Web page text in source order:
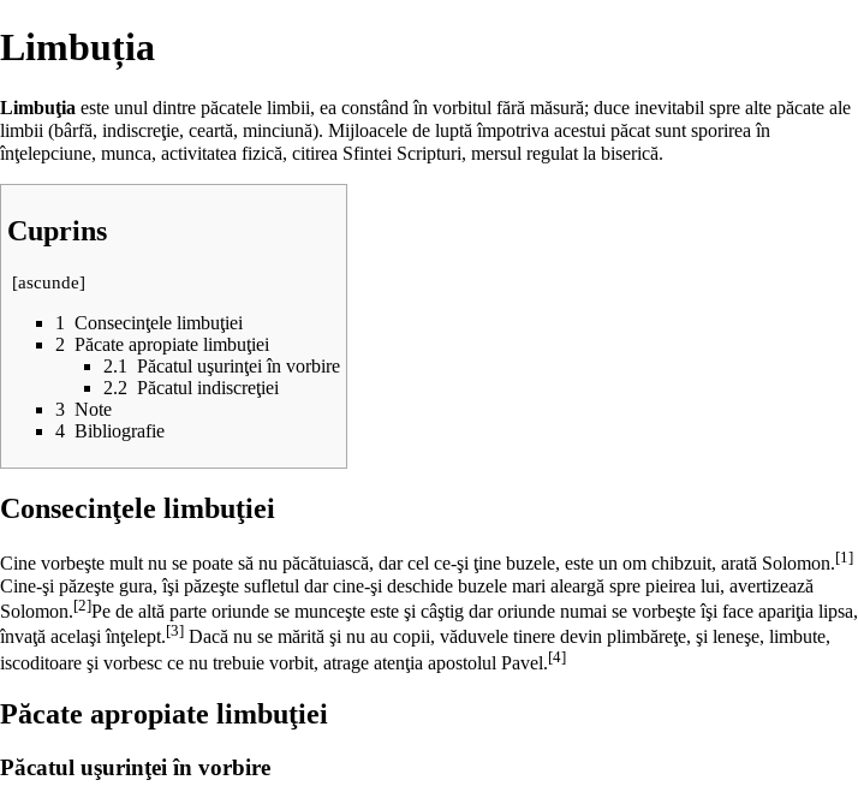
Limbuția
Limbuţia este unul dintre păcatele limbii, ea constând în vorbitul fără măsură; duce inevitabil spre alte păcate ale
limbii (bârfă, indiscreţie, ceartă, minciună). Mijloacele de luptă împotriva acestui păcat sunt sporirea în
înţelepciune, munca, activitatea fizică, citirea Sfintei Scripturi, mersul regulat la biserică.
Cuprins
[ascunde]
1
Consecinţele limbuţiei
2 Păcate apropiate limbuţiei
2.1
Păcatul uşurinţei în vorbire
2.2 Păcatul indiscreţiei
3 Note
4 Bibliografie
Consecinţele limbuţiei
Cine vorbeşte mult nu se poate să nu păcătuiască, dar cel ce-şi ţine buzele, este un om chibzuit, arată Solomon.[1]
Cine-şi păzeşte gura, îşi păzeşte sufletul dar cine-şi deschide buzele mari aleargă spre pieirea lui, avertizează
Solomon.[2]Pe de altă parte oriunde se munceşte este şi câştig dar oriunde numai se vorbeşte îşi face apariţia lipsa,
învaţă acelaşi înţelept.[3] Dacă nu se mărită şi nu au copii, văduvele tinere devin plimbăreţe, şi leneşe, limbute,
iscoditoare şi vorbesc ce nu trebuie vorbit, atrage atenţia apostolul Pavel.[4]
Păcate apropiate limbuţiei
Păcatul uşurinţei în vorbire